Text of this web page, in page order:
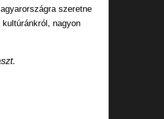
szeretne
nagyon